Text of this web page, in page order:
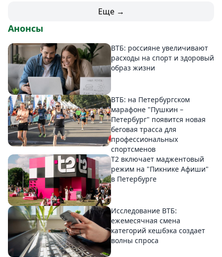
Еще →
Анонсы
ВТБ: россияне увеличивают
расходы на спорт и здоровый
образ жизни
ВТБ: на Петербургском
марафоне "Пушкин –
Петербург" появится новая
беговая трасса для
профессиональных
спортсменов
Т2 включает маджентовый
режим на "Пикнике Афиши"
в Петербурге
Исследование ВТБ:
ежемесячная смена
категорий кешбэка создает
волны спроса